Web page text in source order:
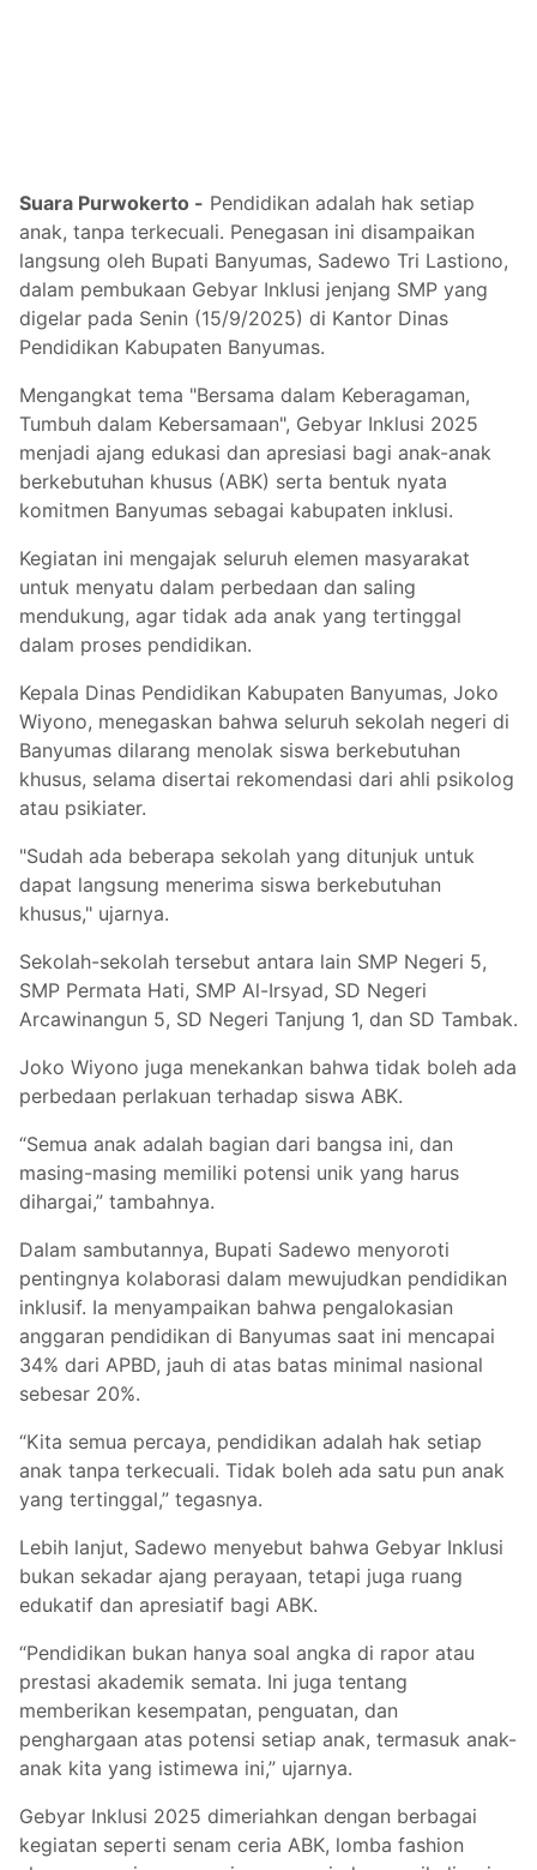
Suara Purwokerto - Pendidikan adalah hak setiap
anak, tanpa terkecuali. Penegasan ini disampaikan
langsung oleh Bupati Banyumas, Sadewo Tri Lastiono,
dalam pembukaan Gebyar Inklusi jenjang SMP yang
digelar pada Senin (15/9/2025) di Kantor Dinas
Pendidikan Kabupaten Banyumas.
Mengangkat tema "Bersama dalam Keberagaman,
Tumbuh dalam Kebersamaan", Gebyar Inklusi 2025
menjadi ajang edukasi dan apresiasi bagi anak-anak
berkebutuhan khusus (ABK) serta bentuk nyata
komitmen Banyumas sebagai kabupaten inklusi.
Kegiatan ini mengajak seluruh elemen masyarakat
untuk menyatu dalam perbedaan dan saling
mendukung, agar tidak ada anak yang tertinggal
dalam proses pendidikan.
Kepala Dinas Pendidikan Kabupaten Banyumas, Joko
Wiyono, menegaskan bahwa seluruh sekolah negeri di
Banyumas dilarang menolak siswa berkebutuhan
khusus, selama disertai rekomendasi dari ahli psikolog
atau psikiater.
"Sudah ada beberapa sekolah yang ditunjuk untuk
dapat langsung menerima siswa berkebutuhan
khusus," ujarnya.
Sekolah-sekolah tersebut antara lain SMP Negeri 5,
SMP Permata Hati, SMP Al-Irsyad, SD Negeri
Arcawinangun 5, SD Negeri Tanjung 1, dan SD Tambak.
Joko Wiyono juga menekankan bahwa tidak boleh ada
perbedaan perlakuan terhadap siswa ABK.
“Semua anak adalah bagian dari bangsa ini, dan
masing-masing memiliki potensi unik yang harus
dihargai,” tambahnya.
Dalam sambutannya, Bupati Sadewo menyoroti
pentingnya kolaborasi dalam mewujudkan pendidikan
inklusif. Ia menyampaikan bahwa pengalokasian
anggaran pendidikan di Banyumas saat ini mencapai
34% dari APBD, jauh di atas batas minimal nasional
sebesar 20%.
“Kita semua percaya, pendidikan adalah hak setiap
anak tanpa terkecuali. Tidak boleh ada satu pun anak
yang tertinggal,” tegasnya.
Lebih lanjut, Sadewo menyebut bahwa Gebyar Inklusi
bukan sekadar ajang perayaan, tetapi juga ruang
edukatif dan apresiatif bagi ABK.
“Pendidikan bukan hanya soal angka di rapor atau
prestasi akademik semata. Ini juga tentang
memberikan kesempatan, penguatan, dan
penghargaan atas potensi setiap anak, termasuk anak-
anak kita yang istimewa ini,” ujarnya.
Gebyar Inklusi 2025 dimeriahkan dengan berbagai
kegiatan seperti senam ceria ABK, lomba fashion